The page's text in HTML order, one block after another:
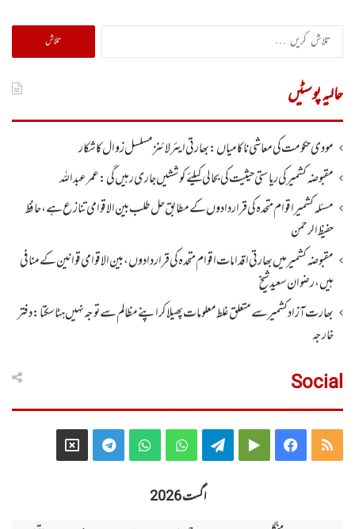
تلاش
کریں
حالیہ پوسٹیں
مودی حکومت کی معاشی ناکامیاں: بھارتی ایئرلائنز مسلسل زوال کا شکار
مقبوضہ کشمیر کی ریاستی حیثیت کی بحالی کیلئے کوششیں جاری رہیں گی: عمر عبداللہ
مسئلہ کشمیر اقوام متحدہ کی قراردادوں کے مطابق حل طلب بین الاقوامی تنازع ہے، حافظ
حفیظ الرحمن
مقبوضہ کشمیر میں بھارتی اقدامات اقوام متحدہ کی قراردادوں، بین الاقوامی قوانین کے منافی
ہیں،رضوان سعید شیخ
بھارت آزاد کشمیر سے متعلق غلط معلومات پھیلا کر اپنے مظالم سے توجہ نہیں ہٹا سکتا: دفتر
خارجہ
Social
RSS
Facebook
Google
Telegram
WhatsApp
WhatsApp
Telegram
X
اگست 2026